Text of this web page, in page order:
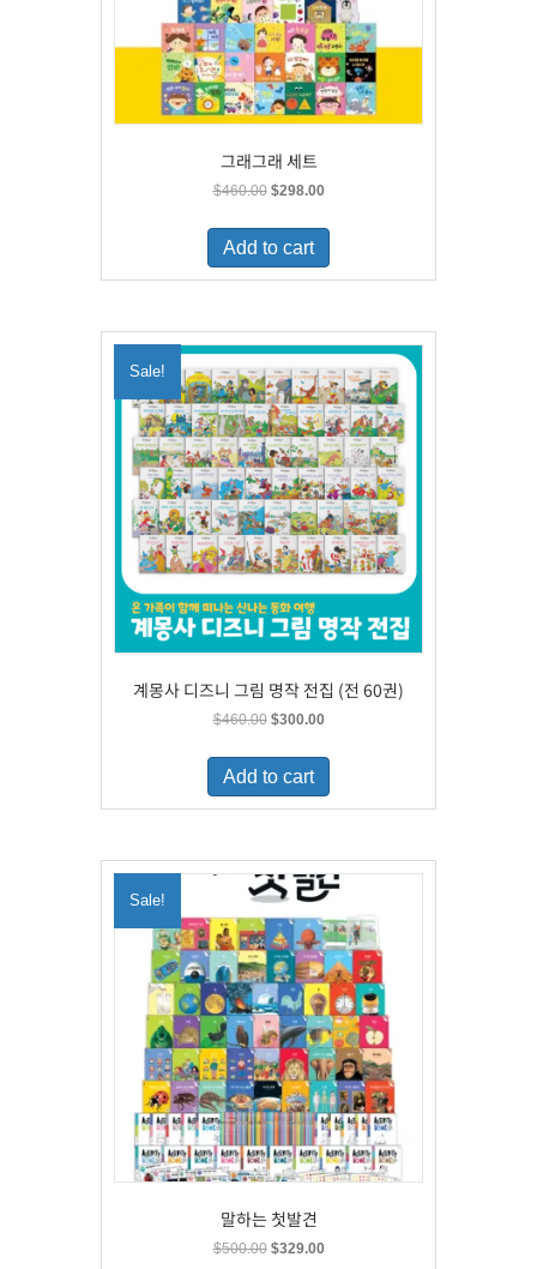
그래그래 세트
$460.00 Original
was:
$460.00.
$298.00Current
is:
Add to cart
Sale!
계몽사 디즈니 그림 명작 전집 (전 60권)
$460.00 Original
was:
$460.00.
$300.00Current
is:
Add to cart
Sale!
말하는 첫발견
$500.00 Original
$329.00Current